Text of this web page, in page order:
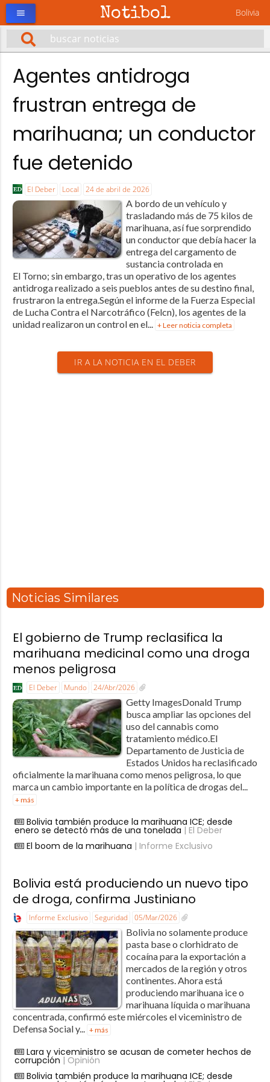
Notibol Bolivia
menu
Agentes antidroga
frustran entrega de
marihuana; un conductor
fue detenido
El Deber Local 24 de abril de 2026
A bordo de un vehículo y
trasladando más de 75 kilos de
marihuana, así fue sorprendido
un conductor que debía hacer la
entrega del cargamento de
sustancia controlada en
El Torno; sin embargo, tras un operativo de los agentes
antidroga realizado a seis pueblos antes de su destino final,
frustraron la entrega.Según el informe de la Fuerza Especial
de Lucha Contra el Narcotráfico (Felcn), los agentes de la
unidad realizaron un control en el... + Leer noticia completa
IR A LA NOTICIA EN EL DEBER
Noticias Similares
El gobierno de Trump reclasifica la
marihuana medicinal como una droga
menos peligrosa
El Deber Mundo 24/Abr/2026
Getty ImagesDonald Trump
busca ampliar las opciones del
uso del cannabis como
tratamiento médico.El
Departamento de Justicia de
Estados Unidos ha reclasificado
oficialmente la marihuana como menos peligrosa, lo que
marca un cambio importante en la política de drogas del...
+ más
Bolivia también produce la marihuana ICE; desde
enero se detectó más de una tonelada | El Deber
El boom de la marihuana | Informe Exclusivo
Bolivia está produciendo un nuevo tipo
de droga, confirma Justiniano
Informe Exclusivo Seguridad 05/Mar/2026
Bolivia no solamente produce
pasta base o clorhidrato de
cocaína para la exportación a
mercados de la región y otros
continentes. Ahora está
produciendo marihuana ice o
marihuana líquida o marihuana
concentrada, confirmó este miércoles el viceministro de
Defensa Social y...
+ más
Lara y viceministro se acusan de cometer hechos de
corrupción | Opinión
Bolivia también produce la marihuana ICE; desde